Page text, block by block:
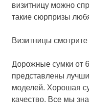
визитницу можно
такие сюрпризы
Визитницы смотрите
Дорожные сумки от
представлены
моделей. Хорошая
качество. Все мы